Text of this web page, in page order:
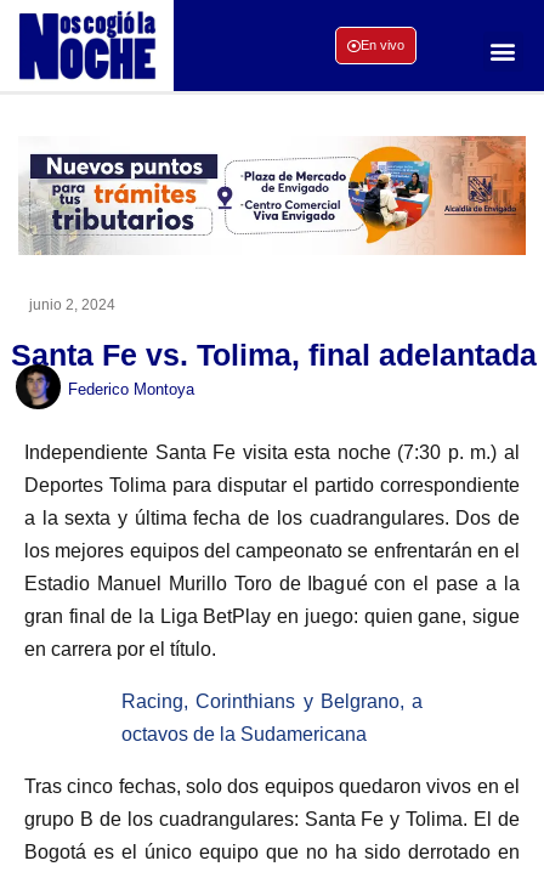
En vivo
junio 2, 2024
Santa Fe vs. Tolima, final adelantada
Federico Montoya
Independiente Santa Fe visita esta noche (7:30 p. m.) al
Deportes Tolima para disputar el partido correspondiente
a la sexta y última fecha de los cuadrangulares. Dos de
los mejores equipos del campeonato se enfrentarán en el
Estadio Manuel Murillo Toro de Ibagué con el pase a la
gran final de la Liga BetPlay en juego: quien gane, sigue
en carrera por el título.
Racing, Corinthians y Belgrano, a
octavos de la Sudamericana
Tras cinco fechas, solo dos equipos quedaron vivos en el
grupo B de los cuadrangulares: Santa Fe y Tolima. El de
Bogotá es el único equipo que no ha sido derrotado en